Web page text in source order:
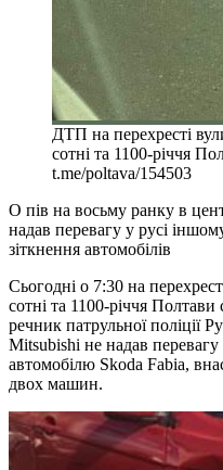
ДТП на перехресті
сотні та 1100-річчя
t.me/poltava/154503
О пів на восьму ранку в
надав перевагу у русі
зіткнення автомобілів
Сьогодні о 7:30 на
сотні та 1100-річчя
речник патрульної поліції
Mitsubishi не надав перевагу
автомобілю Skoda Fabia,
двох машин.